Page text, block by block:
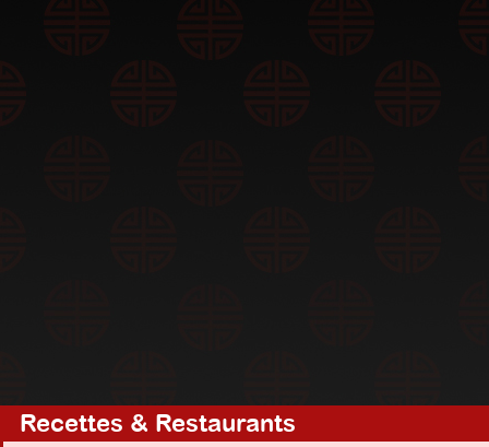
Recettes & Restaurants